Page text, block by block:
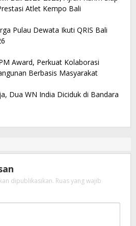
Atlet Kempo Bali
Pulau Dewata Ikuti QRIS Bali
Award, Perkuat Kolaborasi
Berbasis Masyarakat
Dua WN India Diciduk di Bandara
dipublikasikan. Ruas yang wajib